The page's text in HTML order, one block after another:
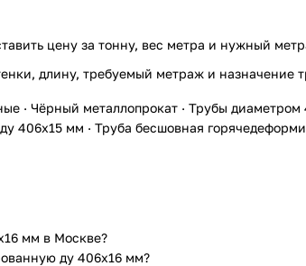
цену за тонну, вес метра и нужный
длину, требуемый метраж и назначение
· Чёрный металлопрокат · Трубы диаметром
406х15 мм · Труба бесшовная
мм в Москве?
ду 406х16 мм?